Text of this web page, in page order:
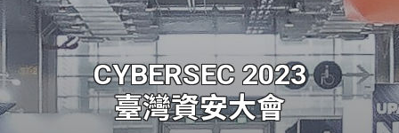
CYBERSEC 2023
臺灣資安大會